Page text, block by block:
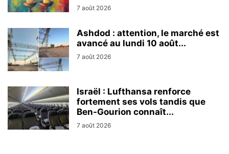
7 août 2026
Ashdod : attention, le marché est
avancé au lundi 10 août...
7 août 2026
Israël : Lufthansa renforce
fortement ses vols tandis que
Ben-Gourion connaît...
7 août 2026